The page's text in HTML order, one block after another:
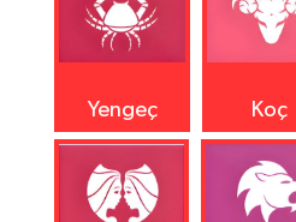
Yengeç Koç